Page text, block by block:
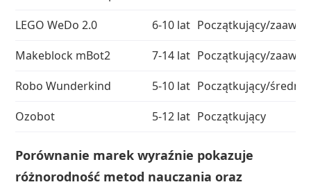
LEGO WeDo 2.0
6-10 lat Początkujący/
Makeblock mBot2
7-14 lat Początkujący/
Robo Wunderkind
5-10 lat Początkujący/
Ozobot
5-12 lat Początkujący
Porównanie marek wyraźnie pokazuje
różnorodność metod nauczania oraz